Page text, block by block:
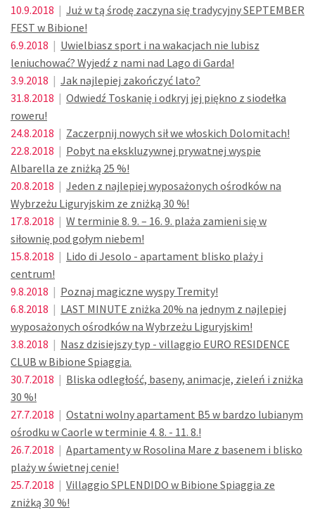
10.9.2018 | Już w tą środę zaczyna się tradycyjny SEPTEMBER
FEST w Bibione!
6.9.2018 | Uwielbiasz sport i na wakacjach nie lubisz
leniuchować? Wyjedź z nami nad Lago di Garda!
3.9.2018 | Jak najlepiej zakończyć lato?
31.8.2018 | Odwiedź Toskanię i odkryj jej piękno z siodełka
roweru!
24.8.2018 | Zaczerpnij nowych sił we włoskich Dolomitach!
22.8.2018 | Pobyt na ekskluzywnej prywatnej wyspie
Albarella ze zniżką 25 %!
20.8.2018 | Jeden z najlepiej wyposażonych ośrodków na
Wybrzeżu Liguryjskim ze zniżką 30 %!
17.8.2018 | W terminie 8. 9. – 16. 9. plaża zamieni się w
siłownię pod gołym niebem!
15.8.2018 | Lido di Jesolo - apartament blisko plaży i
centrum!
9.8.2018 | Poznaj magiczne wyspy Tremity!
6.8.2018 | LAST MINUTE zniżka 20% na jednym z najlepiej
wyposażonych ośrodków na Wybrzeżu Liguryjskim!
3.8.2018 | Nasz dzisiejszy typ - villaggio EURO RESIDENCE
CLUB w Bibione Spiaggia.
30.7.2018 | Bliska odległość, baseny, animacje, zieleń i zniżka
30 %!
27.7.2018 | Ostatni wolny apartament B5 w bardzo lubianym
ośrodku w Caorle w terminie 4. 8. - 11. 8.!
26.7.2018 | Apartamenty w Rosolina Mare z basenem i blisko
plaży w świetnej cenie!
25.7.2018 | Villaggio SPLENDIDO w Bibione Spiaggia ze
zniżką 30 %!